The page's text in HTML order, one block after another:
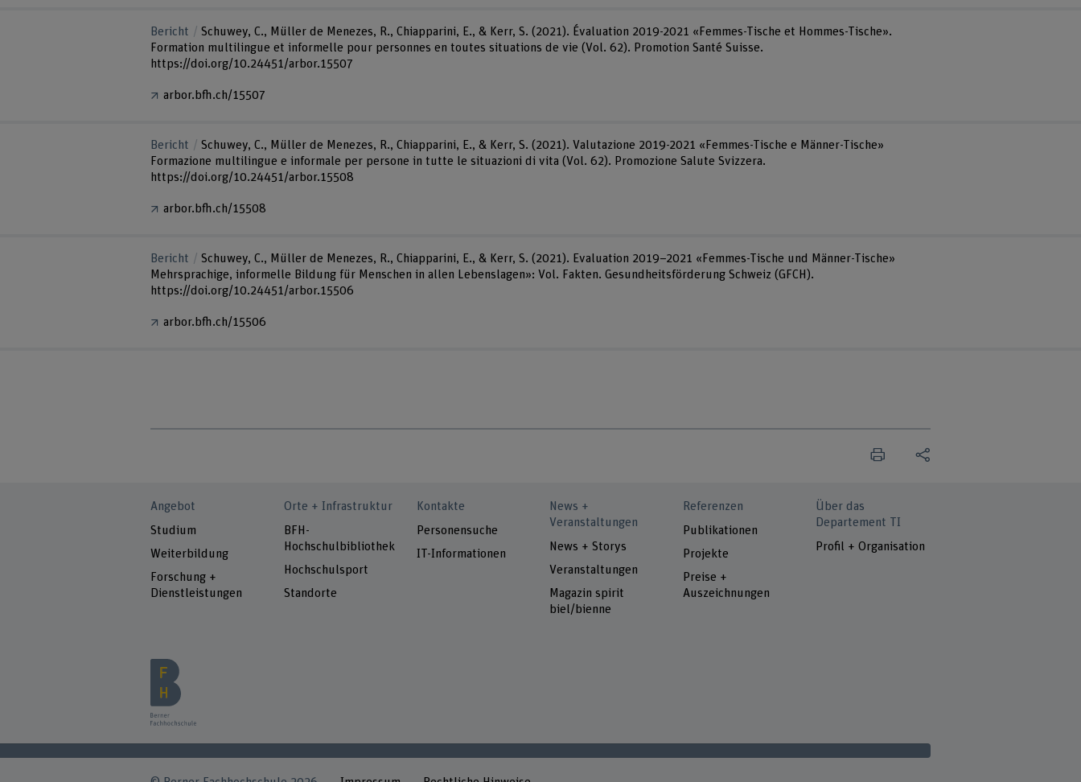
Bericht
Schuwey, C., Müller de Menezes, R., Chiapparini, E., & Kerr, S. (2021). Évaluation 2019-2021 «Femmes-Tische et Hommes-Tische».
Formation multilingue et informelle pour personnes en toutes situations de vie (Vol. 62). Promotion Santé Suisse.
https://doi.org/10.24451/arbor.15507
arbor.bfh.ch/15507
Bericht
Schuwey, C., Müller de Menezes, R., Chiapparini, E., & Kerr, S. (2021). Valutazione 2019-2021 «Femmes-Tische e Männer-Tische»
Formazione multilingue e informale per persone in tutte le situazioni di vita (Vol. 62). Promozione Salute Svizzera.
https://doi.org/10.24451/arbor.15508
arbor.bfh.ch/15508
Bericht
Schuwey, C., Müller de Menezes, R., Chiapparini, E., & Kerr, S. (2021). Evaluation 2019–2021 «Femmes-Tische und Männer-Tische»
Mehrsprachige, informelle Bildung für Menschen in allen Lebenslagen»: Vol. Fakten. Gesundheitsförderung Schweiz (GFCH).
https://doi.org/10.24451/arbor.15506
arbor.bfh.ch/15506
Angebot
Studium
Weiterbildung
Forschung +
Dienstleistungen
Orte + Infrastruktur
BFH-
Hochschulbibliothek
Hochschulsport
Standorte
Kontakte
Personensuche
IT-Informationen
News +
Veranstaltungen
News + Storys
Veranstaltungen
Magazin spirit
biel/bienne
Referenzen
Publikationen
Projekte
Preise +
Auszeichnungen
Über das
Departement TI
Profil + Organisation